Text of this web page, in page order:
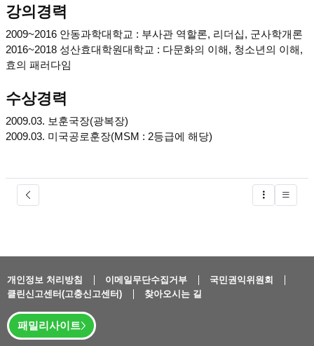
강의경력
2009~2016 안동과학대학교 : 부사관 역할론, 리더십, 군사학개론
2016~2018 성산효대학원대학교 : 다문화의 이해, 청소년의 이해,
효의 패러다임
수상경력
2009.03. 보훈국장(광복장)
2009.03. 미국공로훈장(MSM : 2등급에 해당)
글버튼
개인정보 처리방침 이메일무단수집거부
국민권익위원회
클린신고센터(고충신고센터)
찾아오시는 길
패밀리사이트